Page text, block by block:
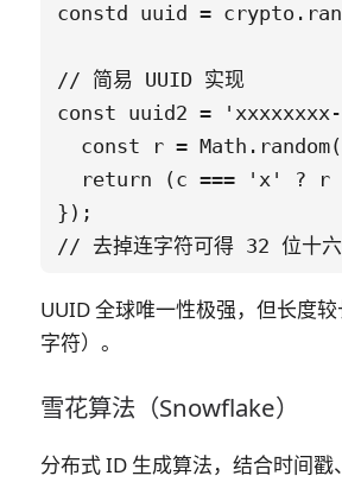
constd uuid =
// 简易 UUID 实现
const uuid2 =
const r =
return (c === 'x' ? r
});
UUID 全球唯一性极强，但长度
字符）。
雪花算法（Snowflake）
分布式 ID 生成算法，结合时间戳